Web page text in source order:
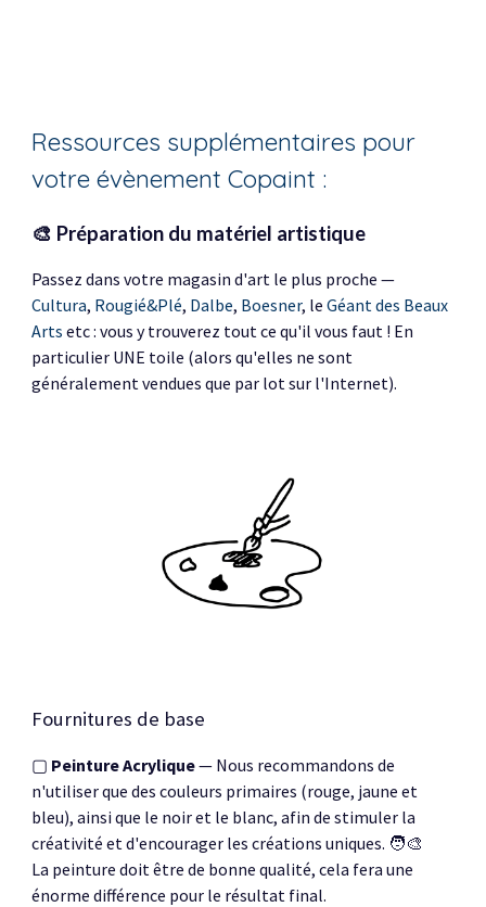
Ressources supplémentaires pour
votre évènement Copaint :
🎨 Préparation du matériel artistique
Passez dans votre magasin d'art le plus proche —
Cultura, Rougié&Plé, Dalbe, Boesner, leGéant des Beaux
Arts etc: vous y trouverez tout ce qu'il vous faut ! En
particulier UNE toile (alors qu'elles ne sont
généralement venduesque par lot sur l'Internet).
Fournitures de base
▢ Peinture Acrylique— Nous recommandons de
n'utiliser que des couleurs primaires (rouge, jaune et
bleu), ainsi que le noir et le blanc, afin de stimuler la
créativité et d'encourager les créations uniques. 🧑‍🎨
La peinture doit être de bonne qualité, cela fera une
énorme différence pour le résultat final.